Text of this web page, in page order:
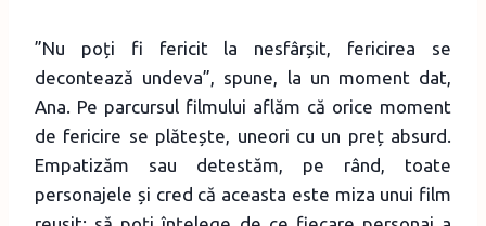
”Nu poți fi fericit la nesfârșit, fericirea se
decontează undeva”, spune, la un moment dat,
Ana. Pe parcursul filmului aflăm că orice moment
de fericire se plătește, uneori cu un preț absurd.
Empatizăm sau detestăm, pe rând, toate
personajele și cred că aceasta este miza unui film